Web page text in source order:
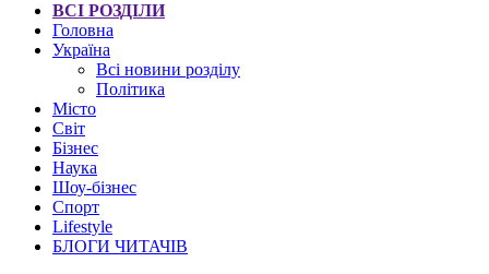
ВСІ РОЗДІЛИ
Головна
Україна
Всі новини розділу
Політика
Місто
Світ
Бізнес
Наука
Шоу-бізнес
Спорт
Lifestyle
БЛОГИ ЧИТАЧІВ